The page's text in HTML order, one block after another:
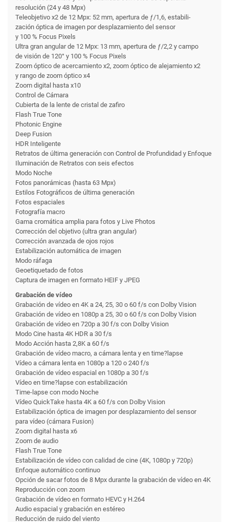
resolución (24 y 48 Mpx)
Teleobjetivo x2 de 12 Mpx: 52 mm, apertura de ƒ/1,6, estabili­
zación óptica de imagen por desplazamiento del sensor
y 100 % Focus Pixels
Ultra gran angular de 12 Mpx: 13 mm, apertura de ƒ/2,2 y campo
de visión de 120° y 100 % Focus Pixels
Zoom óptico de acercamiento x2, zoom óptico de alejamiento x2
y rango de zoom óptico x4
Zoom digital hasta x10
Control de Cámara
Cubierta de la lente de cristal de zafiro
Flash True Tone
Photonic Engine
Deep Fusion
HDR Inteligente
Retratos de última generación con Control de Profundidad y Enfoque
Iluminación de Retratos con seis efectos
Modo Noche
Fotos panorámicas (hasta 63 Mpx)
Estilos Fotográficos de última generación
Fotos espaciales
Fotografía macro
Gama cromática amplia para fotos y Live Photos
Corrección del objetivo (ultra gran angular)
Corrección avanzada de ojos rojos
Estabili­zación automática de imagen
Modo ráfaga
Geoetiquetado de fotos
Captura de imagen en formato HEIF y JPEG
Grabación de vídeo
Grabación de vídeo en 4K a 24, 25, 30 o 60 f/s con Dolby Vision
Grabación de vídeo en 1080p a 25, 30 o 60 f/s con Dolby Vision
Grabación de vídeo en 720p a 30 f/s con Dolby Vision
Modo Cine hasta 4K HDR a 30 f/s
Modo Acción hasta 2,8K a 60 f/s
Grabación de vídeo macro, a cámara lenta y en time?lapse
Vídeo a cámara lenta en 1080p a 120 o 240 f/s
Grabación de vídeo espacial en 1080p a 30 f/s
Vídeo en time?lapse con estabili­zación
Time-lapse con modo Noche
Vídeo QuickTake hasta 4K a 60 f/s con Dolby Vision
Estabili­zación óptica de imagen por desplazamiento del sensor
para vídeo (cámara Fusion)
Zoom digital hasta x6
Zoom de audio
Flash True Tone
Estabili­zación de vídeo con calidad de cine (4K, 1080p y 720p)
Enfoque automático continuo
Opción de sacar fotos de 8 Mpx durante la grabación de vídeo en 4K
Reproducción con zoom
Grabación de vídeo en formato HEVC y H.264
Audio espacial y grabación en estéreo
Reducción de ruido del viento